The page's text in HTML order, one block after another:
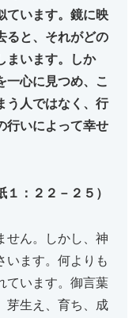
ています。鏡に映
ると、それがどの
まいます。しか
一心に見つめ、こ
う人ではなく、行
行いによって幸せ
１：２２－２５）
ん。しかし、神
います。何よりも
ています。御言葉
芽生え、育ち、成